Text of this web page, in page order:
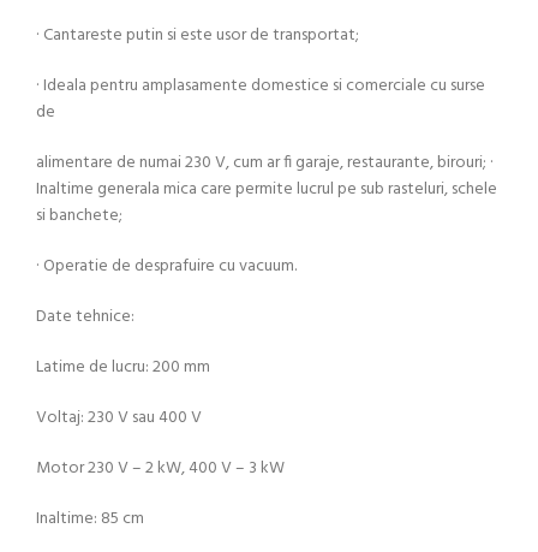
· Cantareste putin si este usor de transportat;
· Ideala pentru amplasamente domestice si comerciale cu surse
de
alimentare de numai 230 V, cum ar fi garaje, restaurante, birouri; ·
Inaltime generala mica care permite lucrul pe sub rasteluri, schele
si banchete;
· Operatie de desprafuire cu vacuum.
Date tehnice:
Latime de lucru: 200 mm
Voltaj: 230 V sau 400 V
Motor 230 V – 2 kW, 400 V – 3 kW
Inaltime: 85 cm